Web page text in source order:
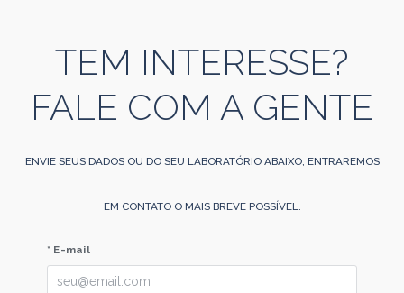
TEM INTERESSE?
FALE COM A GENTE
ENVIE SEUS DADOS OU DO SEU LABORATÓRIO ABAIXO, ENTRAREMOS
EM CONTATO O MAIS BREVE POSSÍVEL.
* E-mail